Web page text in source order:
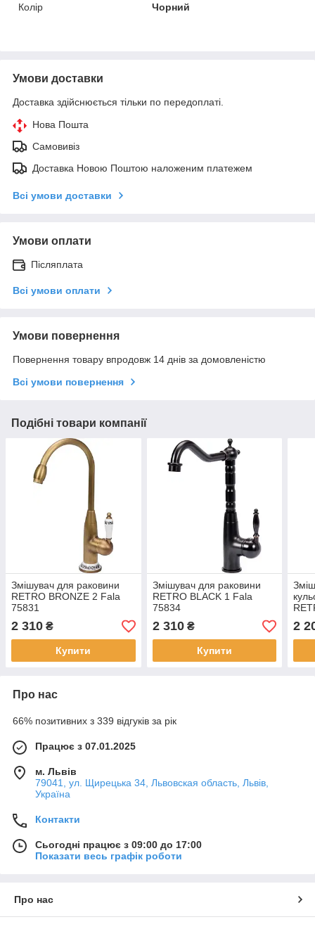
Колір
Чорний
Умови доставки
Доставка здійснюється тільки по передоплаті.
Нова Пошта
Самовивіз
Доставка Новою Поштою наложеним платежем
Всі умови доставки
Умови оплати
Післяплата
Всі умови оплати
Умови повернення
Повернення товару впродовж 14 днів за домовленістю
Всі умови повернення
Подібні товари компанії
Змішувач для раковини
RETRO BRONZE 2 Fala
75831
2 310 ₴
Купити
Змішувач для раковини
RETRO BLACK 1 Fala
75834
2 310₴
Купити
2
Про нас
66% позитивних з 339 відгуків за рік
Працює з 07.01.2025
м. Львів
79041, ул. Щирецька 34, Львовская область, Львів,
Україна
Контакти
Сьогодні працює з 09:00 до 17:00
Показати весь графік роботи
Про нас